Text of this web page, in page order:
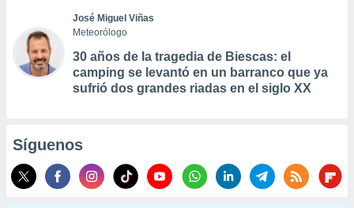
José Miguel Viñas
Meteorólogo
30 años de la tragedia de Biescas: el
camping se levantó en un barranco que ya
sufrió dos grandes riadas en el siglo XX
Síguenos